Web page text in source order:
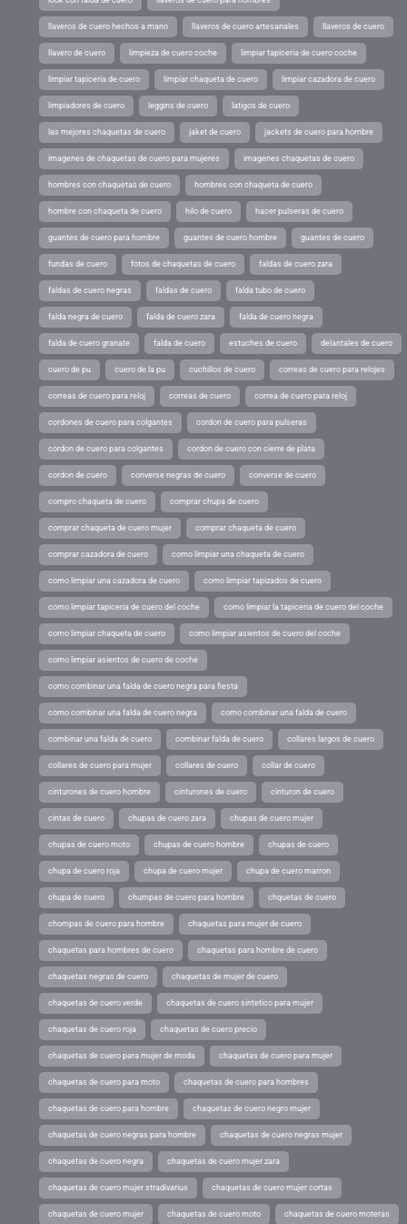
llaveros de cuero hechos a mano llaveros de cuero artesanales llaveros de cuero
llavero de cuero limpieza de cuero coche limpiar tapiceria de cuero coche
limpiar tapiceria de cuero limpiar chaqueta de cuero limpiar cazadora de cuero
limpiadores de cuero leggins de cuero latigos de cuero
las mejores chaquetas de cuero jaket de cuero jackets de cuero para hombre
imagenes de chaquetas de cuero para mujeres imagenes chaquetas de cuero
hombres con chaquetas de cuero hombres con chaqueta de cuero
hombre con chaqueta de cuero hilo de cuero hacer pulseras de cuero
guantes de cuero para hombre guantes de cuero hombre guantes de cuero
fundas de cuero fotos de chaquetas de cuero faldas de cuero zara
faldas de cuero negras faldas de cuero falda tubo de cuero
falda negra de cuero falda de cuero zara falda de cuero negra
falda de cuero granate falda de cuero estuches de cuero delantales de cuero
cuero de pu cuero de la pu cuchillos de cuero correas de cuero para relojes
correas de cuero para reloj correas de cuero correa de cuero para reloj
cordones de cuero para colgantes cordon de cuero para pulseras
cordon de cuero para colgantes cordon de cuero con cierre de plata
cordon de cuero converse negras de cuero converse de cuero
compro chaqueta de cuero comprar chupa de cuero
comprar chaqueta de cuero mujer comprar chaqueta de cuero
comprar cazadora de cuero como limpiar una chaqueta de cuero
como limpiar una cazadora de cuero como limpiar tapizados de cuero
como limpiar tapiceria de cuero del coche como limpiar la tapiceria de cuero del coche
como limpiar chaqueta de cuero como limpiar asientos de cuero del coche
como limpiar asientos de cuero de coche
como combinar una falda de cuero negra para fiesta
como combinar una falda de cuero negra como combinar una falda de cuero
combinar una falda de cuero combinar falda de cuero collares largos de cuero
collares de cuero para mujer collares de cuero collar de cuero
cinturones de cuero hombre cinturones de cuero cinturon de cuero
cintas de cuero chupas de cuero zara chupas de cuero mujer
chupas de cuero moto chupas de cuero hombre chupas de cuero
chupa de cuero roja chupa de cuero mujer chupa de cuero marron
chupa de cuero chumpas de cuero para hombre chquetas de cuero
chompas de cuero para hombre chaquetas para mujer de cuero
chaquetas para hombres de cuero chaquetas para hombre de cuero
chaquetas negras de cuero chaquetas de mujer de cuero
chaquetas de cuero verde chaquetas de cuero sintetico para mujer
chaquetas de cuero roja chaquetas de cuero precio
chaquetas de cuero para mujer de moda chaquetas de cuero para mujer
chaquetas de cuero para moto chaquetas de cuero para hombres
chaquetas de cuero para hombre chaquetas de cuero negro mujer
chaquetas de cuero negras para hombre chaquetas de cuero negras mujer
chaquetas de cuero negra chaquetas de cuero mujer zara
chaquetas de cuero mujer stradivarius chaquetas de cuero mujer cortas
chaquetas de cuero mujer chaquetas de cuero moto chaquetas de cuero moteras